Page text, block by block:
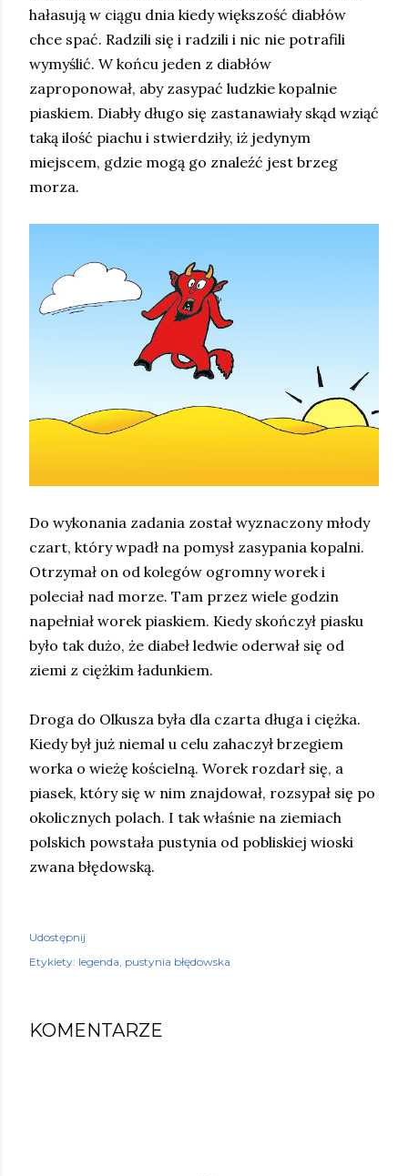
hałasują w ciągu dnia kiedy większość diabłów
chce spać. Radzili się i radzili i nic nie potrafili
wymyślić. W końcu jeden z diabłów
zaproponował, aby zasypać ludzkie kopalnie
piaskiem. Diabły długo się zastanawiały skąd wziąć
taką ilość piachu i stwierdziły, iż jedynym
miejscem, gdzie mogą go znaleźć jest brzeg
morza.
Do wykonania zadania został wyznaczony młody
czart, który wpadł na pomysł zasypania kopalni.
Otrzymał on od kolegów ogromny worek i
poleciał nad morze. Tam przez wiele godzin
napełniał worek piaskiem. Kiedy skończył piasku
było tak dużo, że diabeł ledwie oderwał się od
ziemi z ciężkim ładunkiem.
Droga do Olkusza była dla czarta długa i ciężka.
Kiedy był już niemal u celu zahaczył brzegiem
worka o wieżę kościelną. Worek rozdarł się, a
piasek, który się w nim znajdował, rozsypał się po
okolicznych polach. I tak właśnie na ziemiach
polskich powstała pustynia od pobliskiej wioski
zwana błędowską.
Udostępnij
Etykiety: legenda pustynia błędowska
KOMENTARZE